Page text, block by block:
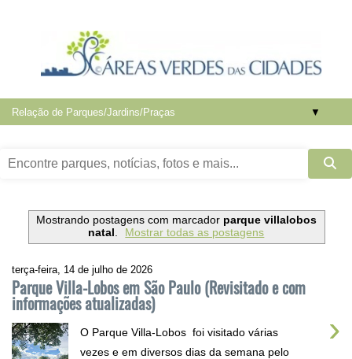
▼
Mostrando postagens com marcador parque villalobos
natal. Mostrar todas as postagens
terça-feira, 14 de julho de 2026
Parque Villa-Lobos em São Paulo (Revisitado e com
informações atualizadas)
›
O Parque Villa-Lobos foi visitado várias
vezes e em diversos dias da semana pelo